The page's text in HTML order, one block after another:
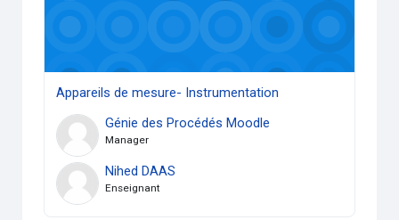
Appareils de mesure- Instrumentation
Génie des Procédés Moodle
Manager
Nihed DAAS
Enseignant